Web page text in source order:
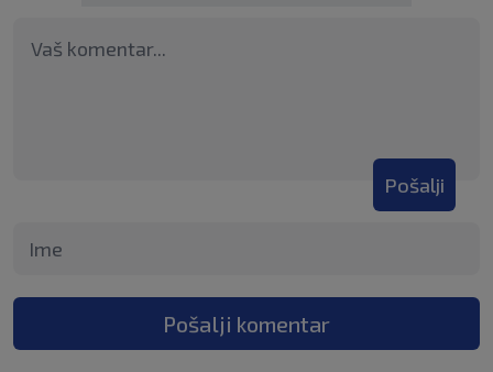
Pošalji
Pošalji komentar